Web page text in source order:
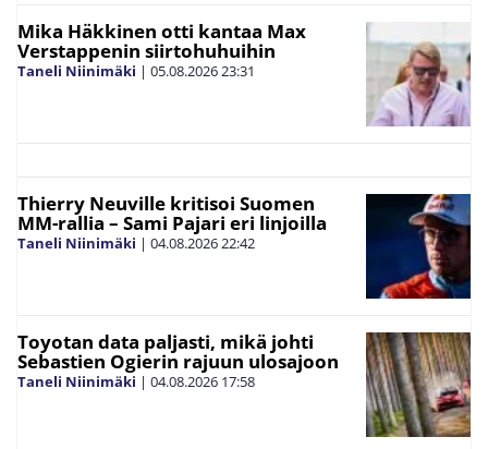
Mika Häkkinen otti kantaa Max
Verstappenin siirtohuhuihin
Taneli Niinimäki | 05.08.202623:31
Thierry Neuville kritisoi Suomen
MM-rallia – Sami Pajari eri linjoilla
Taneli Niinimäki | 04.08.202622:42
Toyotan data paljasti, mikä johti
Sebastien Ogierin rajuun ulosajoon
Taneli Niinimäki | 04.08.2026 17:58